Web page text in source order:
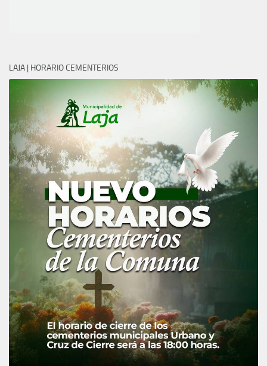
LAJA | HORARIO CEMENTERIOS